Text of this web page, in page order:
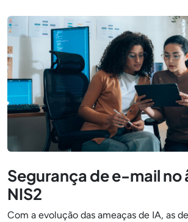
Segurança de e-mail no
NIS2
Com a evolução das ameaças de IA, as